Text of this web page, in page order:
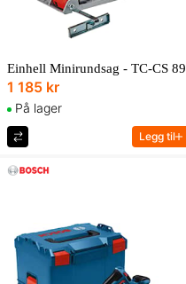
Einhell Minirundsag - TC-CS 89
1 185 kr
På lager
Legg til